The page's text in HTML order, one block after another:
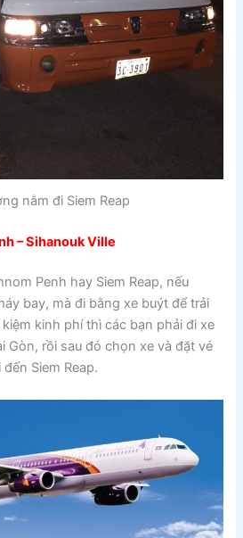
nằm đi Siem Reap
– Sihanouk Ville
Penh hay Siem Reap, nếu
bay, mà đi bằng xe buýt để trải
kinh phí thì các bạn phải đi xe
Gòn, rồi sau đó chọn xe và đặt vé
Siem Reap.